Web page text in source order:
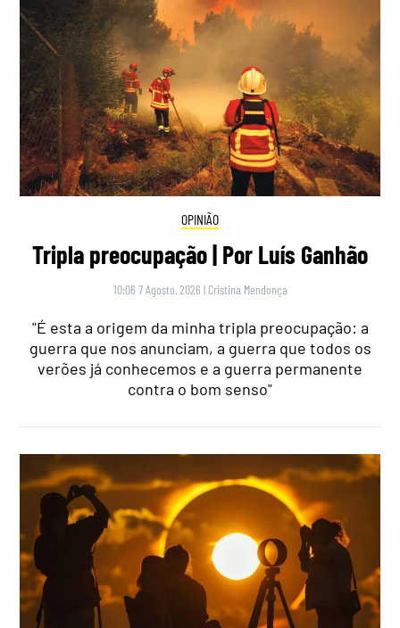
OPINIÃO
Tripla preocupação | Por Luís Ganhão
10:06 7 Agosto, 2026 | Cristina Mendonça
"É esta a origem da minha tripla preocupação: a
guerra que nos anunciam, a guerra que todos os
verões já conhecemos e a guerra permanente
contra o bom senso"